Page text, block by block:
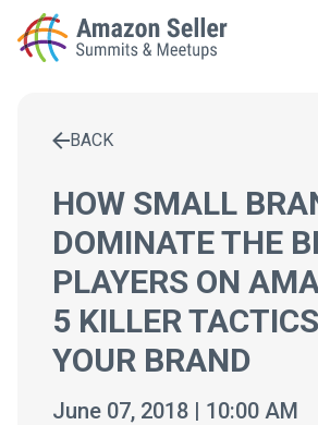
LOCAL MEETUPS
CONTACT
BACK
HOW SMALL
DOMINATE THE
PLAYERS ON
5 KILLER
YOUR BRAND
June 07, 2018 | 10:00 AM